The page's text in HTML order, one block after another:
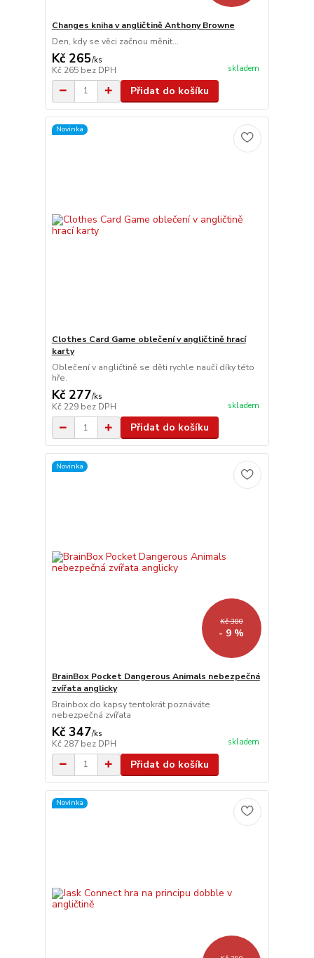
Changes kniha v angličtině Anthony Browne
Den, kdy se věci začnou měnit...
Kč 265/ks
Kč 265 bez DPH skladem
Přidat do košíku
Novinka
Clothes Card Game oblečení v angličtině hrací
karty
Oblečení v angličtině se děti rychle naučí díky této
hře.
Kč 277/ks
Kč 229 bez DPH skladem
Přidat do košíku
Novinka
Kč 380
- 9 %
BrainBox Pocket Dangerous Animals nebezpečná
zvířata anglicky
Brainbox do kapsy tentokrát poznáváte
nebezpečná zvířata
Kč 347/ks
Kč 287 bez DPH skladem
Přidat do košíku
Novinka